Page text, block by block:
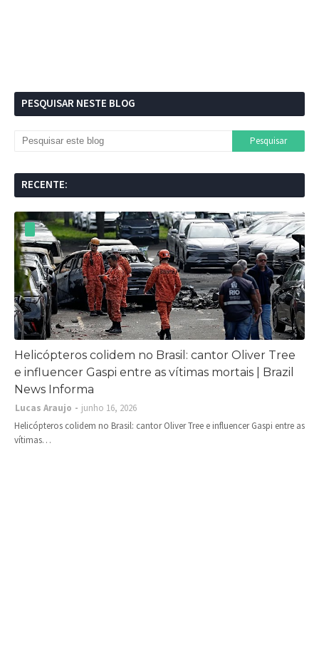
PESQUISAR NESTE BLOG
RECENTE:
Helicópteros colidem no Brasil: cantor Oliver Tree
e influencer Gaspi entre as vítimas mortais | Brazil
News Informa
Lucas Araujo
junho 16, 2026
Helicópteros colidem no Brasil: cantor Oliver Tree e influencer Gaspi entre as
vítimas…